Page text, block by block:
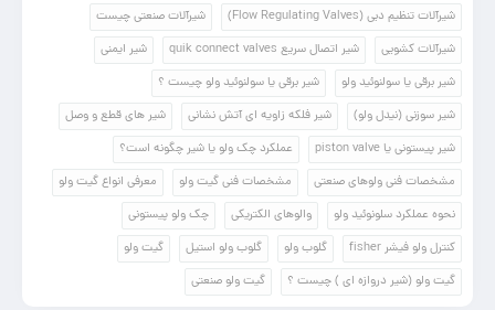
شیرآلات تنظیم دبی (Flow Regulating Valves)
شیرآلات صنعتی چیست
شیرآلات کشویی
شیر اتصال سریع quik connect valves
شیر ایمنی
شیر برقی یا سولنوئید ولو
شیر برقی یا سولنوئید ولو چیست ؟
شیر سوزنی (نیدل ولو)
شیر فلکه زاویه ای آتش نشانی
شیر های قطع و وصل
شیر پیستونی یا piston valve
عملکرد چک ولو یا شیر چگونه است؟
مشخصات فنی ولوهای صنعتی
مشخصات فنی گیت ولو
معرفی انواع گیت ولو
نحوه عملکرد سلونوئید ولو
والوهای الکتریکی
چک ولو پیستونی
کنترل ولو فیشر fisher
گلوب ولو گلوب ولو استیل
گیت ولو
گیت ولو (شیر دروازه ای ) چیست ؟
گیت ولو صنعتی